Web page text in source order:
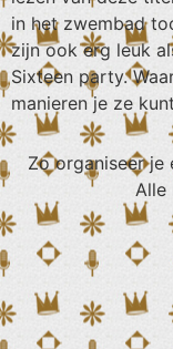
in het zwembad
zijn ook erg leuk
Sixteen party.
manieren je ze
Zo organiseer je
Alle